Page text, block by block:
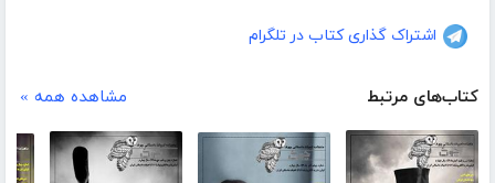
اشتراک گذاری کتاب در تلگرام
کتاب‌های مرتبط مشاهده همه »